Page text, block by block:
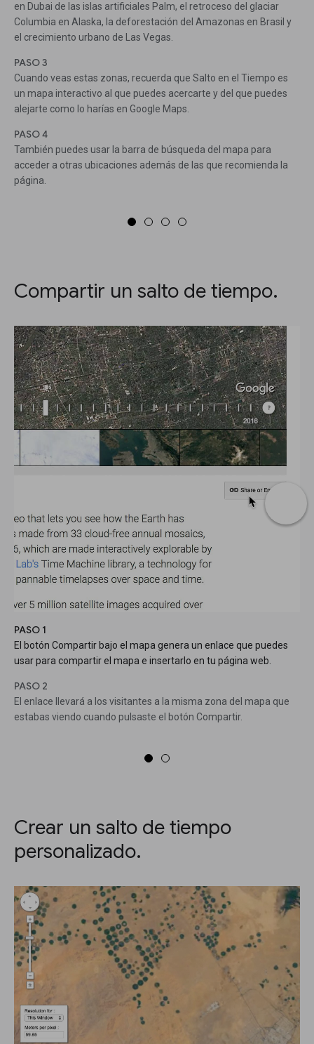
en Dubai de las islas artificiales Palm, el retroceso del glaciar
Columbia en Alaska, la deforestación del Amazonas en Brasil y
el crecimiento urbano de Las Vegas.
PASO 3
Cuando veas estas zonas, recuerda que Salto en el Tiempo es
un mapa interactivo al que puedes acercarte y del que puedes
alejarte como lo harías en Google Maps.
PASO 4
También puedes usar la barra de búsqueda del mapa para
acceder a otras ubicaciones además de las que recomienda la
página.
Compartir un salto de tiempo.
PASO 1
El botón Compartir bajo el mapa genera un enlace que puedes
usar para compartir el mapa e insertarlo en tu página web.
PASO 2
El enlace llevará a los visitantes a la misma zona del mapa que
estabas viendo cuando pulsaste el botón Compartir.
Crear un salto de tiempo
personalizado.